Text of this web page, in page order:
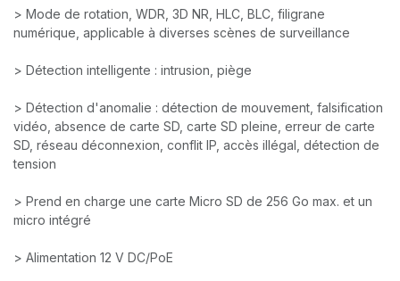
> Mode de rotation, WDR, 3D NR, HLC, BLC, filigrane
numérique, applicable à diverses scènes de surveillance
> Détection intelligente : intrusion, piège
> Détection d'anomalie : détection de mouvement, falsification
vidéo, absence de carte SD, carte SD pleine, erreur de carte
SD, réseau déconnexion, conflit IP, accès illégal, détection de
tension
> Prend en charge une carte Micro SD de 256 Go max. et un
micro intégré
> Alimentation 12 V DC/PoE